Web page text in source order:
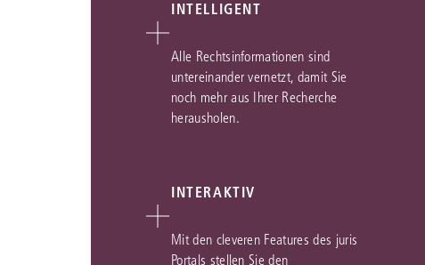
INTELLIGENT
Alle Rechtsinformationen sind
untereinander vernetzt, damit Sie
noch mehr aus Ihrer Recherche
herausholen.
INTERAKTIV
Mit den cleveren Features des juris
Portals stellen Sie den